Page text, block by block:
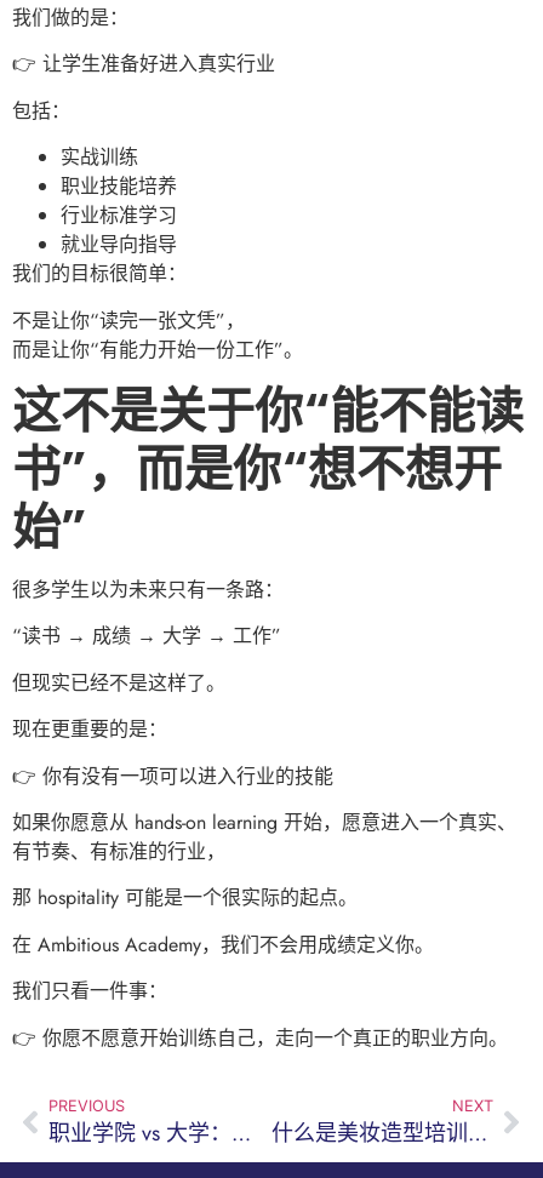
我们做的是：
👉 让学生准备好进入真实行业
包括：
实战训练
职业技能培养
行业标准学习
就业导向指导
我们的目标很简单：
不是让你“读完一张文凭”，
而是让你“有能力开始一份工作”。
这不是关于你“能不能读
书”，而是你“想不想开
始”
很多学生以为未来只有一条路：
“读书 → 成绩 → 大学 → 工作”
但现实已经不是这样了。
现在更重要的是：
👉 你有没有一项可以进入行业的技能
如果你愿意从 hands-on learning 开始，愿意进入一个真实、
有节奏、有标准的行业，
那 hospitality 可能是一个很实际的起点。
在 Ambitious Academy，我们不会用成绩定义你。
我们只看一件事：
👉 你愿不愿意开始训练自己，走向一个真正的职业方向。
PREVIOUS
职业学院 vs 大学：到底哪一条路更适合你？
NEXT
什么是美妆造型培训课程，它能带来什么？